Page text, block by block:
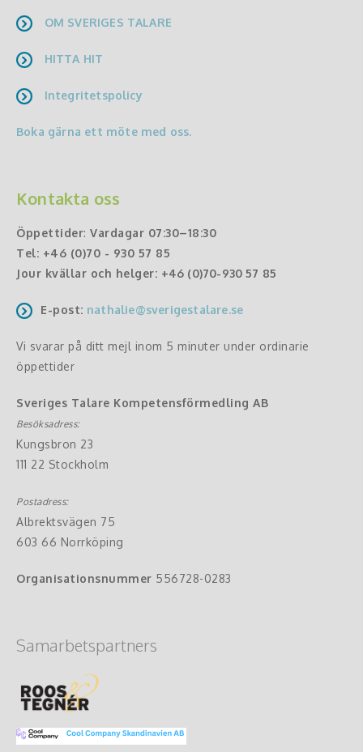
OM SVERIGES TALARE
HITTA HIT
Integritetspolicy
Boka gärna ett möte med oss.
Kontakta oss
Öppettider: Vardagar 07:30–18:30
Tel: +46 (0)70 - 930 57 85
Jour kvällar och helger: +46 (0)70-930 57 85
E-post: nathalie@sverigestalare.se
Vi svarar på ditt mejl inom 5 minuter under ordinarie
öppettider
Sveriges Talare Kompetensförmedling AB
Besöksadress:
Kungsbron 23
111 22 Stockholm
Postadress:
Albrektsvägen 75
603 66 Norrköping
Organisationsnummer 556728-0283
Samarbetspartners